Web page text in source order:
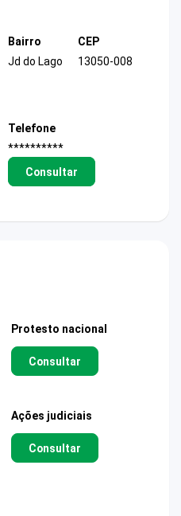
Bairro
Jd do Lago
CEP
13050-008
Telefone
**********
Consultar
Protesto nacional
Consultar
Ações judiciais
Consultar